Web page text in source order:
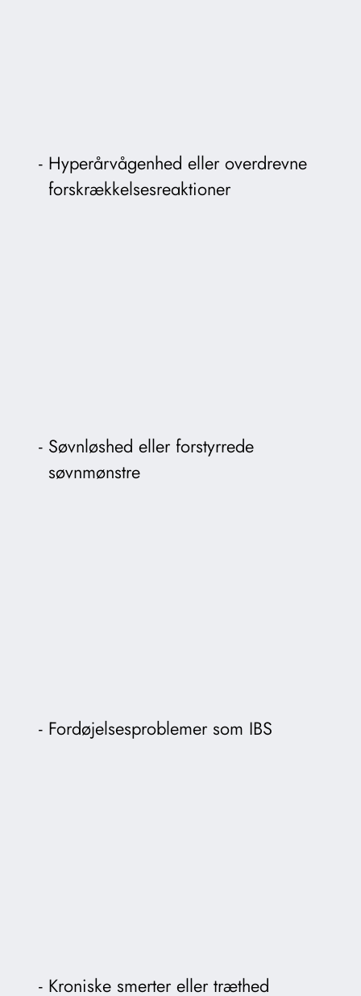
Hyperårvågenhed eller overdrevne
forskrækkelsesreaktioner
Søvnløshed eller forstyrrede
søvnmønstre
Fordøjelsesproblemer som IBS
Kroniske smerter eller træthed